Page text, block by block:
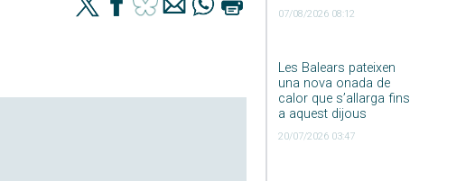
07/08/2026 08:12
Les Balears pateixen
una nova onada de
calor que s’allarga fins
a aquest dijous
20/07/2026 03:47